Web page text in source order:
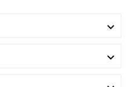

